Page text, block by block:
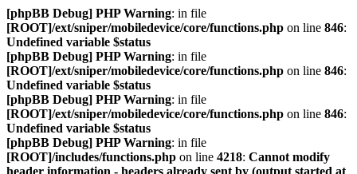
[phpBB Debug] PHP Warning: in file
[ROOT]/ext/sniper/mobiledevice/core/functions.php on line 846:
Undefined variable $status
[phpBB Debug] PHP Warning: in file
[ROOT]/ext/sniper/mobiledevice/core/functions.php on line 846:
Undefined variable $status
[phpBB Debug] PHP Warning: in file
[ROOT]/ext/sniper/mobiledevice/core/functions.php on line 846:
Undefined variable $status
[phpBB Debug] PHP Warning: in file
[ROOT]/includes/functions.php on line 4218: Cannot modify
header information - headers already sent by (output started at